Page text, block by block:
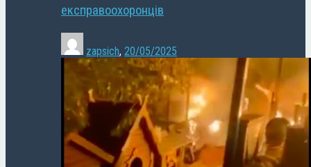
експравоохоронців
zapsich, 20/05/2025